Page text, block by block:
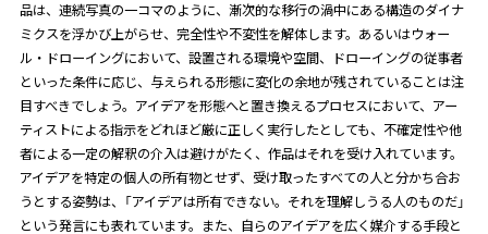
品は、連続写真の一コマのように、漸次的な移行の渦中にある構造のダイナ
ミクスを浮かび上がらせ、完全性や不変性を解体します。あるいはウォー
ル・ドローイングにおいて、設置される環境や空間、ドローイングの従事者
といった条件に応じ、与えられる形態に変化の余地が残されていることは注
目すべきでしょう。アイデアを形態へと置き換えるプロセスにおいて、アー
ティストによる指示をどれほど厳に正しく実行したとしても、不確定性や他
者による一定の解釈の介入は避けがたく、作品はそれを受け入れています。
アイデアを特定の個人の所有物とせず、受け取ったすべての人と分かち合お
うとする姿勢は、「アイデアは所有できない。それを理解しうる人のものだ」
という発言にも表れています。また、自らのアイデアを広く媒介する手段と